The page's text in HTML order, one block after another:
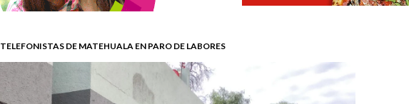
TELEFONISTAS DE MATEHUALA EN PARO DE LABORES